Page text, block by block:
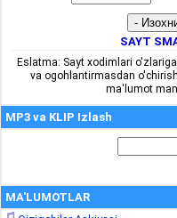
SAYT
Eslatma: Sayt xodimlari
va ogohlantirmasdan
ma'lumot
MP3 va KLIP Izlash
MA'LUMOTLAR